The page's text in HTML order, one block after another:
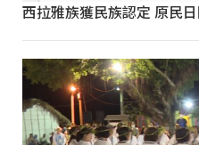
西拉雅族獲民族認定 原民